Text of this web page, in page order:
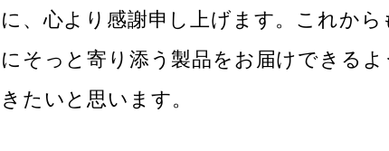
に、心より感謝申し上げます。これから
にそっと寄り添う製品をお届けできる
きたいと思います。